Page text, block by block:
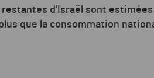
d’Israël sont
que la consommation